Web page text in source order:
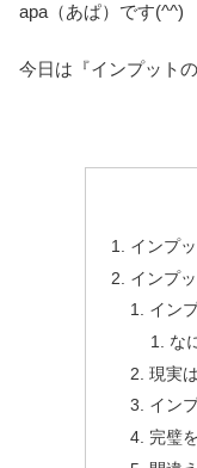
apa（あぱ）です(^^)
今日は『インプット
インプ
インプ
イン
な
現実
イン
完璧